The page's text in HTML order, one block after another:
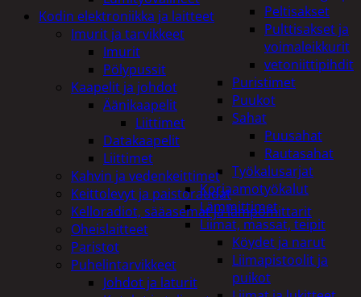
Peltisakset
Pulttisakset ja
voimaleikkurit
vetoniittipihdit
Puristimet
Puukot
Sahat
Puusahat
Rautasahat
Työkalusarjat
Korjaamotyökalut
Lämmittimet
Liimat, massat, teipit
Köydet ja narut
Liimapistoolit ja
puikot
Kodin elektroniikka ja laitteet
Imurit ja tarvikkeet
Imurit
Pölypussit
Kaapelit ja johdot
Äänikaapelit
Liittimet
Datakaapelit
Liittimet
Kahvin ja vedenkeittimet
Keittolevyt ja paistoraudat
Kelloradiot, sääasemat ja lämpömittarit
Oheislaitteet
Paristot
Puhelintarvikkeet
Johdot ja laturit